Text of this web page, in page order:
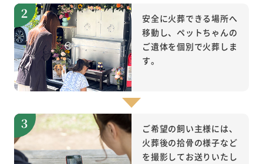
安全に火葬できる場所へ
移動し、ペットちゃんの
ご遺体を個別で火葬しま
す。
ご希望の飼い主様には、
火葬後の拾骨の様子など
を撮影してお送りいたし